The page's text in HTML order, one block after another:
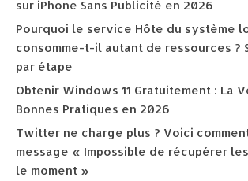
sur iPhone Sans Publicité en 2026
Pourquoi le service Hôte du système
consomme-t-il autant de ressources ?
par étape
Obtenir Windows 11 Gratuitement : La
Bonnes Pratiques en 2026
Twitter ne charge plus ? Voici
message « Impossible de récupérer
le moment »